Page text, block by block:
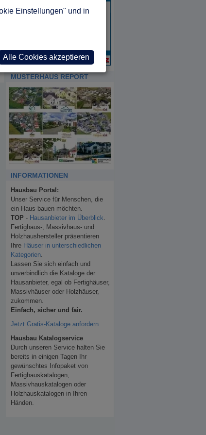
MUSTERHAUS REPORT
INFORMATIONEN
Hausbau Portal:
Unser Service für Menschen, die
ein Haus bauen möchten.
TOP - Hausanbieter im Überblick
Fertighaus-, Massivhaus- und
Holzhaushersteller präsentieren
Ihre Häuser in unterschiedlichen
Kategorien
Lassen Sie sich einfach und
unverbindlich die Kataloge der
Hausanbieter, egal ob Fertighäuser,
Massivhäuser oder Holzhäuser,
zukommen.
Einfach, sicher und fair.
Jetzt Gratis-Kataloge anfordern
Hausbau Katalogservice
Durch unseren Service halten Sie
bereits in einigen Tagen Ihr
gewünschtes Infopaket von
Fertighauskatalogen,
Massivhauskatalogen oder
Holzhauskatalogen in Ihren
Händen.
Einstellungen" und in
Alle Cookies akzeptieren